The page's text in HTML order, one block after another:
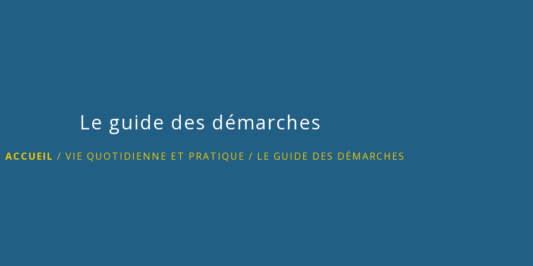
Le guide des démarches
ACCUEIL / VIE QUOTIDIENNE ET PRATIQUE / LE GUIDE DES DÉMARCHES